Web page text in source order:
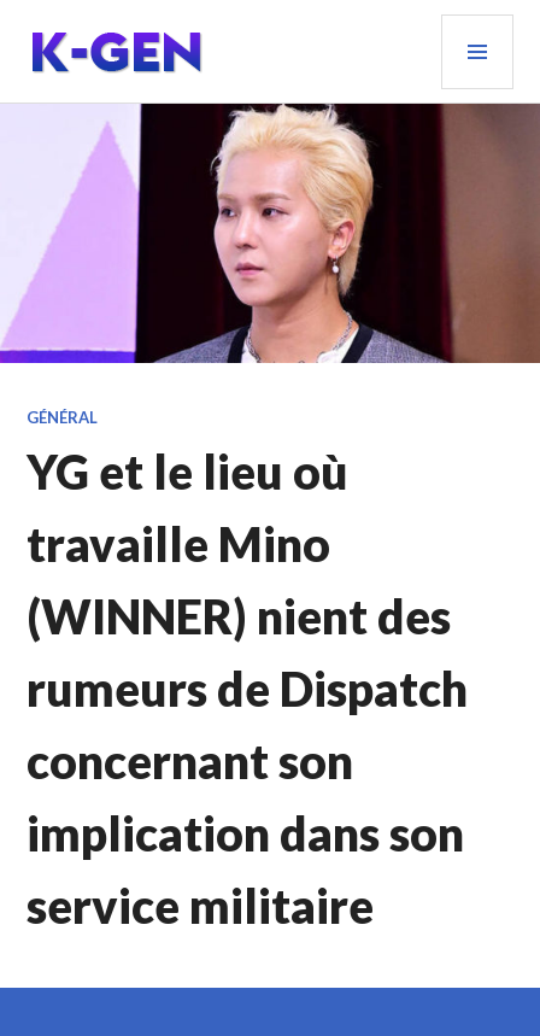
contenu
principal
K-GEN
GÉNÉRAL
YG et le lieu où
travaille Mino
(WINNER) nient des
rumeurs de Dispatch
concernant son
implication dans son
service militaire